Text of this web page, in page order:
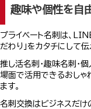
趣味や個性を自
プライベート名刺は、
だわり」をカタチにして
推し活名刺・趣味名刺・
場面で活用できるおしゃ
ます。
名刺交換はビジネスだけ